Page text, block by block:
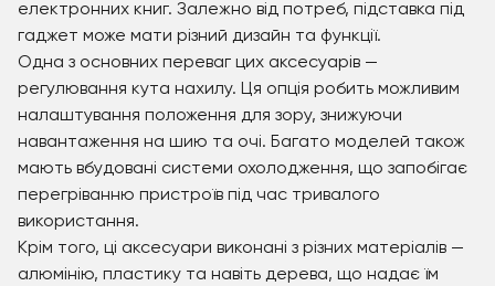
електронних книг. Залежно від потреб, підставка під
гаджет може мати різний дизайн та функції.
Одна з основних переваг цих аксесуарів —
регулювання кута нахилу. Ця опція робить можливим
налаштування положення для зору, знижуючи
навантаження на шию та очі. Багато моделей також
мають вбудовані системи охолодження, що запобігає
перегріванню пристроїв під час тривалого
використання.
Крім того, ці аксесуари виконані з різних матеріалів —
алюмінію, пластику та навіть дерева, що надає їм